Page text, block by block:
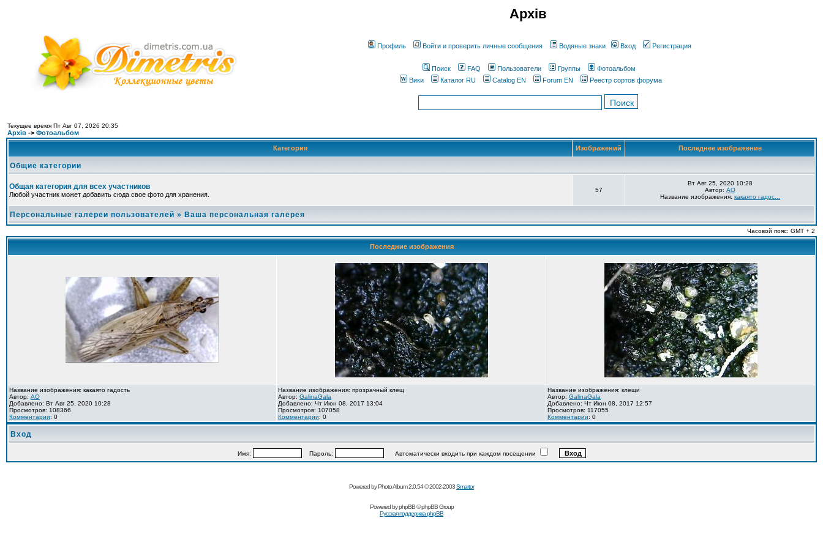
Архів
Профиль Войти и проверить личные сообщения Водяные знаки Вход Регистрация
Поиск FAQ Пользователи Группы
Фотоальбом
Вики
Каталог RU Catalog EN Forum EN Реестр сортов форума
Текущее время Пт Авг 07, 2026 20:35
Архів -> Фотоальбом
Категория Изображений Последнее изображение
Общие категории
Общая категория для всех участников
Любой участник может добавить сюда свое фото для хранения.
57
Вт Авг 25, 2020 10:28
Автор: AO
Название изображения: какаято гадос...
Персональные галереи пользователей » Ваша персональная галерея
Часовой пояс: GMT + 2
Последние изображения
Название изображения: какаято гадость
Автор: AO
Добавлено: Вт Авг 25, 2020 10:28
Просмотров: 108366
Комментарии: 0
Название изображения: прозрачный клещ
Автор: GalinaGala
Добавлено: Чт Июн 08, 2017 13:04
Просмотров: 107058
Комментарии: 0
Название изображения: клещи
Автор: GalinaGala
Добавлено: Чт Июн 08, 2017 12:57
Просмотров: 117055
Комментарии: 0
Вход
Имя: Пароль: Автоматически входить при каждом посещении
Powered by Photo Album 2.0.54 © 2002-2003Smartor
Powered byphpBB© phpBB Group
Русская поддержка phpBB